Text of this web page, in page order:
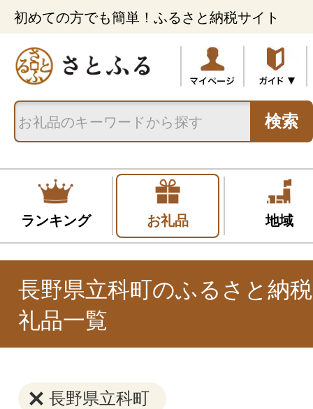
初めての方でも簡単！ふるさと納税サイト
検索
ランキング お礼品 地域
長野県立科町のふるさと納
礼品一覧
長野県立科町